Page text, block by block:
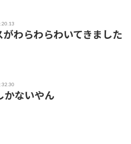
わらわらわいてきました
かないやん